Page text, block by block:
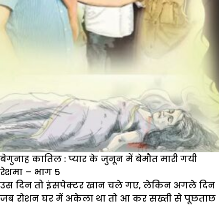
बेगुनाह कातिल : प्यार के जुनून में बेमौत मारी गयी
रेशमा – भाग 5
उस दिन तो इंसपेक्टर खान चले गए, लेकिन अगले दिन
जब रोशन घर में अकेला था तो आ कर सख्ती से पूछताछ